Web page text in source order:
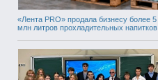
«Лента PRO» продала бизнесу более 5
млн литров прохладительных напитков